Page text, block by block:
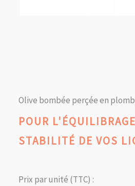
Olive bombée perçée en plomb
POUR
STABILITÉ DE VOS
Prix par unité (TTC) :